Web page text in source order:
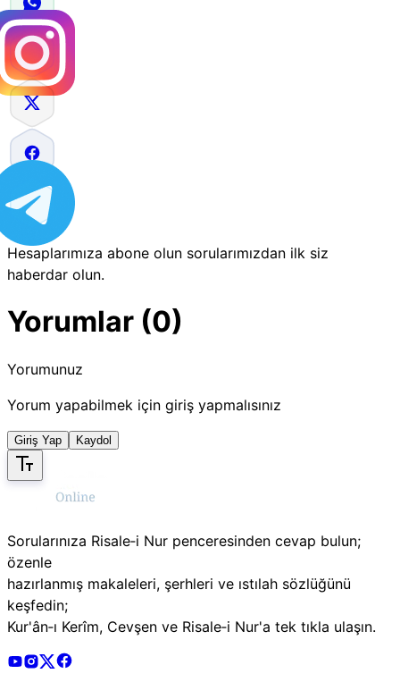
Hesaplarımıza abone olun sorularımızdan ilk siz
haberdar olun.
Yorumlar (0)
Yorumunuz
Yorum yapabilmek için giriş yapmalısınız
Giriş Yap Kaydol
Sorularınıza Risale‑i Nur penceresinden cevap bulun;
özenle
hazırlanmış makaleleri, şerhleri ve ıstılah sözlüğünü
keşfedin;
Kur'ân‑ı Kerîm, Cevşen ve Risale‑i Nur'a tek tıkla ulaşın.
Risale Online Youtube Hesabı
Risale Online Instagram Hesabı
Risale Online X Hesabı